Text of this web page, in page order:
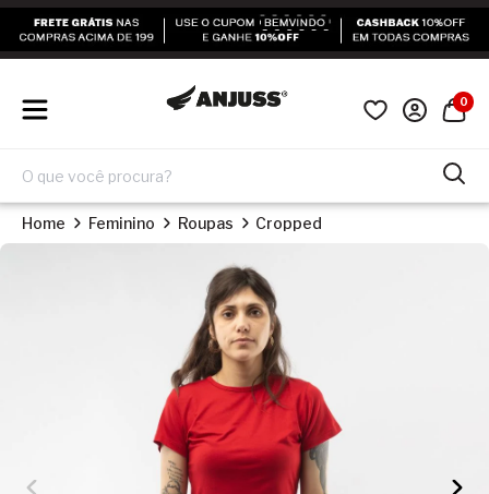
0
Home Feminino Roupas Cropped